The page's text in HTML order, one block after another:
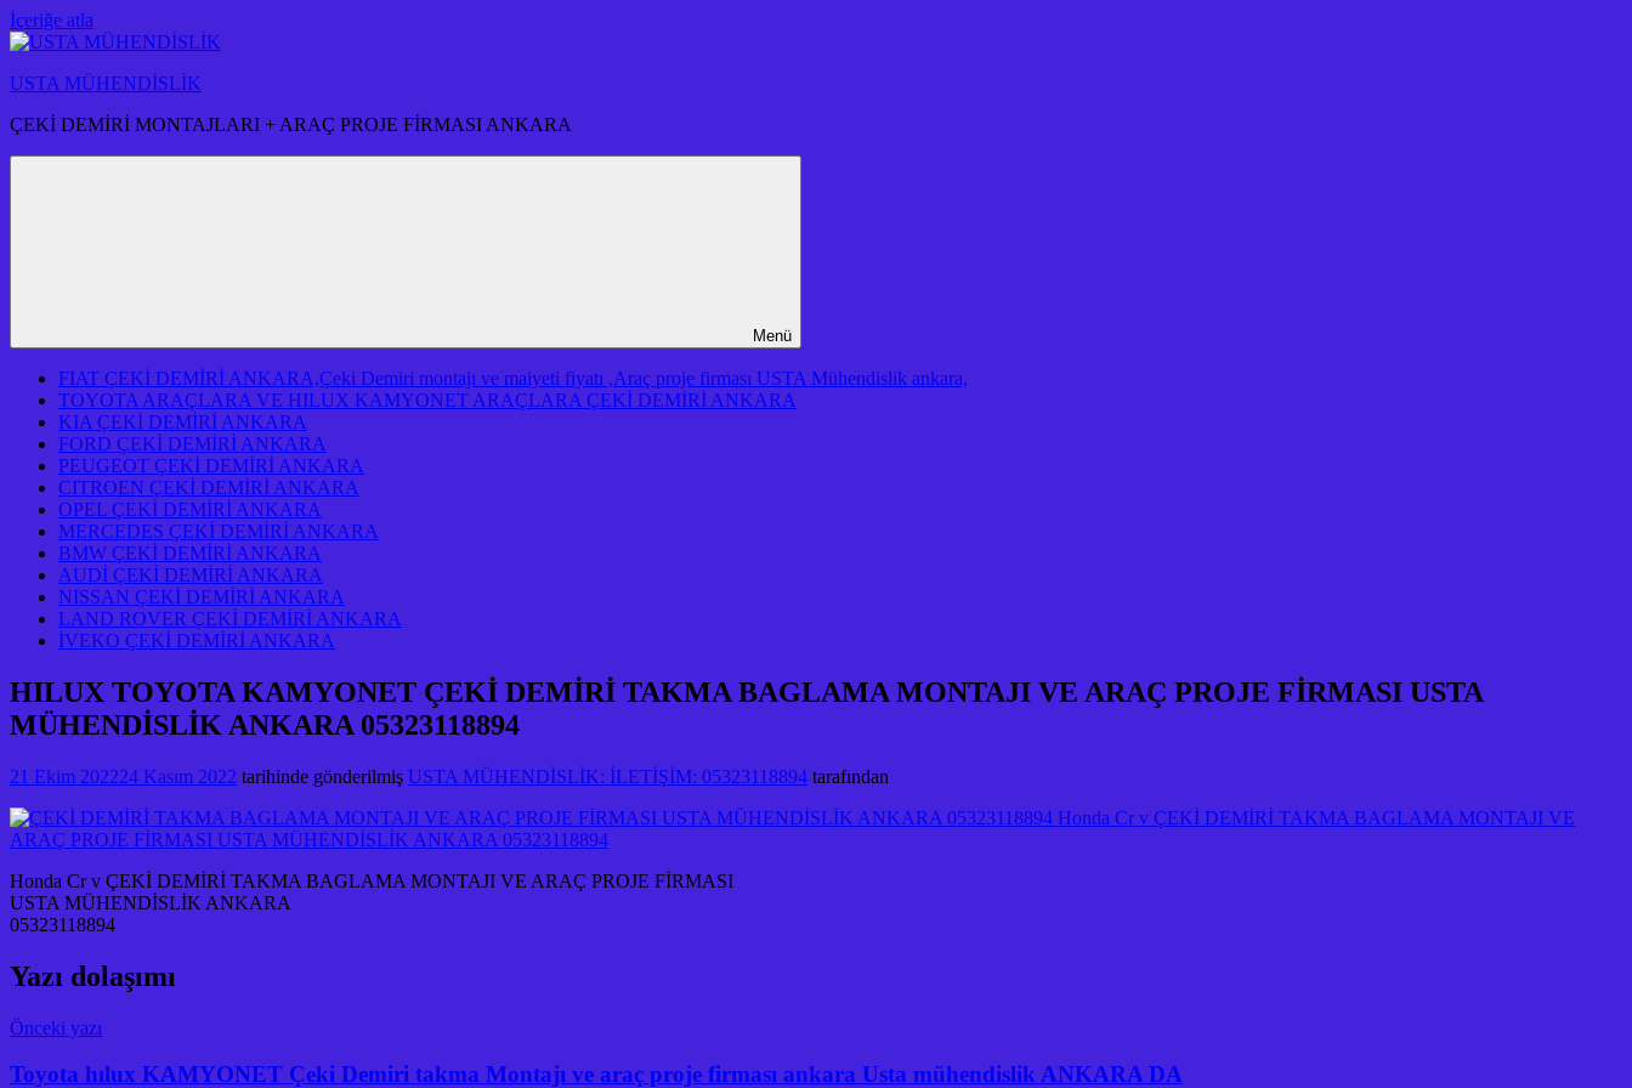
İçeriğe atla
USTA MÜHENDİSLİK
ÇEKİ DEMİRİ MONTAJLARI + ARAÇ PROJE FİRMASI ANKARA
Menü
FIAT ÇEKİ DEMİRİ ANKARA,Çeki Demiri montajı ve maiyeti fiyatı ,Araç proje firması USTA Mühendislik ankara,
TOYOTA ARAÇLARA VE HILUX KAMYONET ARAÇLARA ÇEKİ DEMİRİ ANKARA
KIA ÇEKİ DEMİRİ ANKARA
FORD ÇEKİ DEMİRİ ANKARA
PEUGEOT ÇEKİ DEMİRİ ANKARA
CITROEN ÇEKİ DEMİRİ ANKARA
OPEL ÇEKİ DEMİRİ ANKARA
MERCEDES ÇEKİ DEMİRİ ANKARA
BMW ÇEKİ DEMİRİ ANKARA
AUDİ ÇEKİ DEMİRİ ANKARA
NISSAN ÇEKİ DEMİRİ ANKARA
LAND ROVER ÇEKİ DEMİRİ ANKARA
İVEKO ÇEKİ DEMİRİ ANKARA
HILUX TOYOTA KAMYONET ÇEKİ DEMİRİ TAKMA BAGLAMA MONTAJI VE ARAÇ PROJE FİRMASI USTA
MÜHENDİSLİK ANKARA 05323118894
21 Ekim 202224 Kasım 2022 tarihinde gönderilmiş USTA MÜHENDİSLİK: İLETİŞİM: 05323118894 tarafından
Honda Cr v ÇEKİ DEMİRİ TAKMA BAGLAMA MONTAJI VE ARAÇ PROJE FİRMASI
USTA MÜHENDİSLİK ANKARA
05323118894
Yazı dolaşımı
Önceki yazı
Toyota hılux KAMYONET Çeki Demiri takma Montajı ve araç proje firması ankara Usta mühendislik ANKARA DA